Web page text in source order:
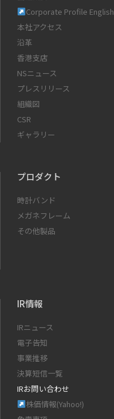
Corporate Profile English
本社アクセス
沿革
香港支店
NSニュース
プレスリリース
組織図
CSR
ギャラリー
プロダクト
時計バンド
メガネフレーム
その他製品
IR情報
IRニュース
電子告知
事業推移
決算短信一覧
IRお問い合わせ
株価情報(Yahoo!)